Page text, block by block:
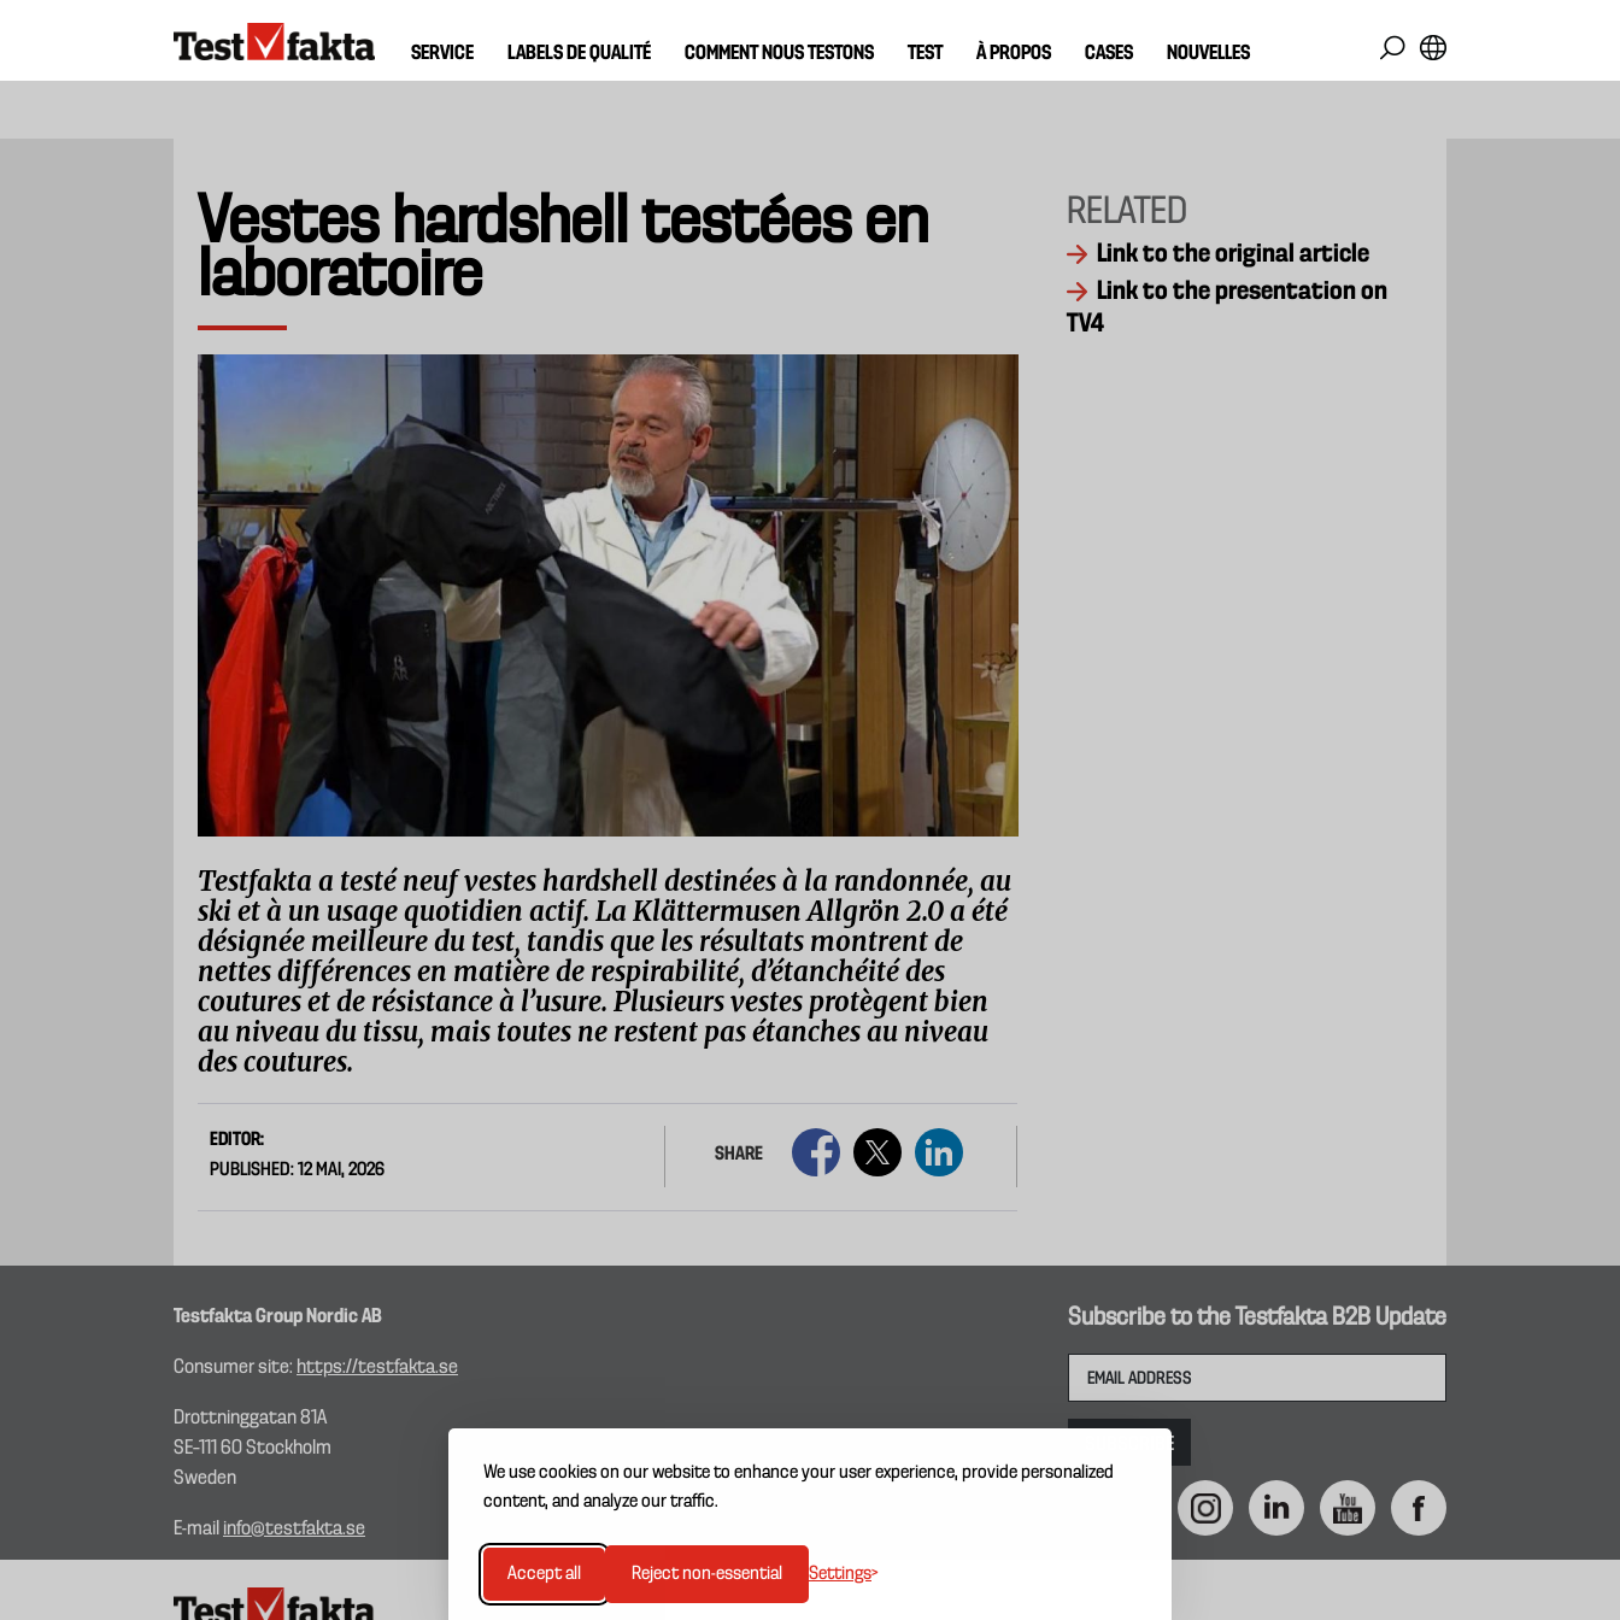
We use cookies on our website to enhance your user experience, provide personalized
content, and analyze our traffic.
Accept all Reject non-essential Settings
ny
SERVICE LABELS DE QUALITÉ COMMENT NOUS TESTONS TEST À PROPOS CASES NOUVELLES
Vestes hardshell testées en
laboratoire
Testfakta a testé neuf vestes hardshell destinées à la randonnée, au
ski et à un usage quotidien actif. La Klättermusen Allgrön 2.0 a été
désignée meilleure du test, tandis que les résultats montrent de
nettes différences en matière de respirabilité, d’étanchéité des
coutures et de résistance à l’usure. Plusieurs vestes protègent bien
au niveau du tissu, mais toutes ne restent pas étanches au niveau
des coutures.
EDITOR:
PUBLISHED: 12 MAI, 2026
SHARE
RELATED
Link to the original article
Link to the presentation on
TV4
Testfakta Group Nordic AB
Consumer site: https://testfakta.se
Drottninggatan 81A
SE–111 60 Stockholm
Sweden
E-mail info@testfakta.se
Subscribe to the Testfakta B2B Update